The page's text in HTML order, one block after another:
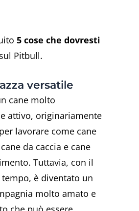
5 cose che dovresti
sul Pitbull.
versatile
cane molto
attivo, originariamente
lavorare come cane
da caccia e cane
Tuttavia, con il
tempo, è diventato un
molto amato e